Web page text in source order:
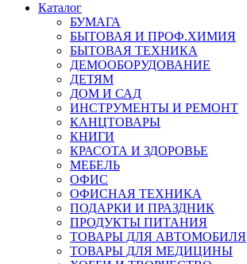
Каталог
БУМАГА
БЫТОВАЯ И ПРОФ.ХИМИЯ
БЫТОВАЯ ТЕХНИКА
ДЕМООБОРУДОВАНИЕ
ДЕТЯМ
ДОМ И САД
ИНСТРУМЕНТЫ И РЕМОНТ
КАНЦТОВАРЫ
КНИГИ
КРАСОТА И ЗДОРОВЬЕ
МЕБЕЛЬ
ОФИС
ОФИСНАЯ ТЕХНИКА
ПОДАРКИ И ПРАЗДНИК
ПРОДУКТЫ ПИТАНИЯ
ТОВАРЫ ДЛЯ АВТОМОБИЛЯ
ТОВАРЫ ДЛЯ МЕДИЦИНЫ